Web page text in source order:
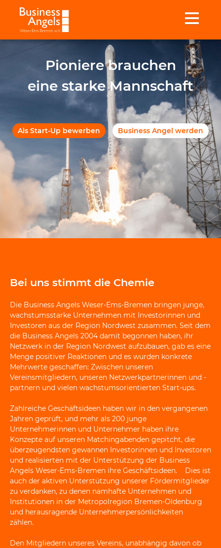
Pioniere brauchen
eine starke Mannschaft
Als Start-Up bewerben Business Angel werden
Bei uns stimmt die Chemie
Die Business Angels Weser-Ems-Bremen bringen junge,
wachstumsstarke Unternehmen mit Investorinnen und
Investoren aus der Region Nordwest zusammen. Seit dem
die Business Angels 2004 damit begonnen haben, ihr
Netzwerk in der Region Nordwest aufzubauen, gab es eine
Menge positiver Reaktionen und es wurden konkrete
Mehrwerte geschaffen: Zwischen unseren
Vereinsmitgliedern, unseren Netzwerkpartnerinnen und -
partnern und vielen wachstumsorientierten Start-ups.
Zahlreiche Geschäftsideen haben wir in den vergangenen
Jahren geprüft, und mehr als 200 junge
Unternehmerinnen und Unternehmer haben ihre
Konzepte auf unseren Matchingabenden gepitcht, die
überzeugendsten gewannen Investorinnen und Investoren
und realisierten mit der Unterstützung der Business
Angels Weser-Ems-Bremen ihre Geschäftsideen. Dies ist
auch der aktiven Unterstützung unserer Fördermitglieder
zu verdanken, zu denen namhafte Unternehmen und
Institutionen in der Metropolregion Bremen-Oldenburg
und herausragende Unternehmerpersönlichkeiten
zählen.
Den Mitgliedern unseres Vereins, unabhängig davon ob